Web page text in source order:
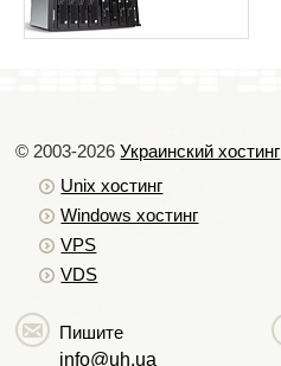
© 2003-2026Украинский хостинг
Unix хостинг
Windows хостинг
VPS
VDS
Пишите
info@uh.ua